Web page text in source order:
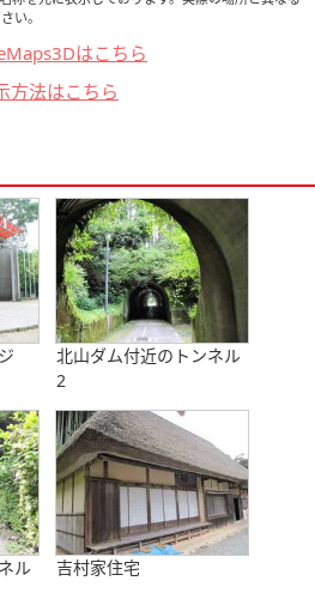
い。
はこちら
方法はこちら
北山ダム付近のトンネル
2
ル 吉村家住宅